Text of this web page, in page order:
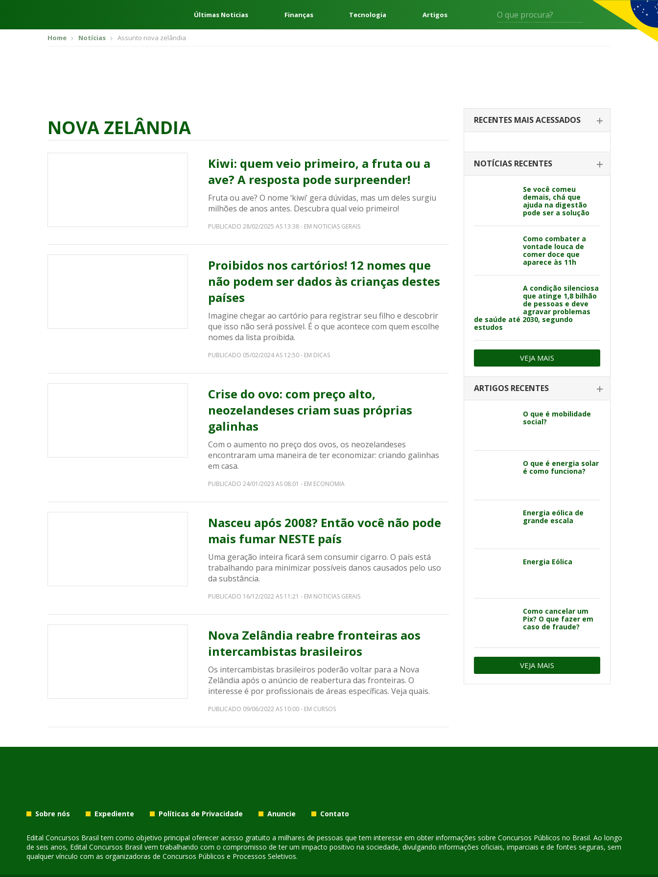
Últimas Noticias Finanças Tecnologia Artigos
Home Notícias Assunto nova zelândia
NOVA ZELÂNDIA
Kiwi: quem veio primeiro, a fruta ou a
ave? A resposta pode surpreender!
Fruta ou ave? O nome ‘kiwi’ gera dúvidas, mas um deles surgiu
milhões de anos antes. Descubra qual veio primeiro!
PUBLICADO 28/02/2025 AS 13:38 - EM NOTICIAS GERAIS
Proibidos nos cartórios! 12 nomes que
não podem ser dados às crianças destes
países
Imagine chegar ao cartório para registrar seu filho e descobrir
que isso não será possível. É o que acontece com quem escolhe
nomes da lista proibida.
PUBLICADO 05/02/2024 AS 12:50 - EM DICAS
Crise do ovo: com preço alto,
neozelandeses criam suas próprias
galinhas
Com o aumento no preço dos ovos, os neozelandeses
encontraram uma maneira de ter economizar: criando galinhas
em casa.
PUBLICADO 24/01/2023 AS 08:01 - EM ECONOMIA
Nasceu após 2008? Então você não pode
mais fumar NESTE país
Uma geração inteira ficará sem consumir cigarro. O país está
trabalhando para minimizar possíveis danos causados pelo uso
da substância.
PUBLICADO 16/12/2022 AS 11:21 - EM NOTICIAS GERAIS
Nova Zelândia reabre fronteiras aos
intercambistas brasileiros
Os intercambistas brasileiros poderão voltar para a Nova
Zelândia após o anúncio de reabertura das fronteiras. O
interesse é por profissionais de áreas específicas. Veja quais.
PUBLICADO 09/06/2022 AS 10:00 - EM CURSOS
RECENTES MAIS ACESSADOS
NOTÍCIAS RECENTES
Se você comeu
demais, chá que
ajuda na digestão
pode ser a solução
Como combater a
vontade louca de
comer doce que
aparece às 11h
A condição silenciosa
que atinge 1,8 bilhão
de pessoas e deve
agravar problemas
de saúde até 2030, segundo
estudos
VEJA MAIS
ARTIGOS RECENTES
O que é mobilidade
social?
O que é energia solar
é como funciona?
Energia eólica de
grande escala
Energia Eólica
Como cancelar um
Pix? O que fazer em
caso de fraude?
VEJA MAIS
Sobre nós Expediente Políticas de Privacidade Anuncie Contato
Edital Concursos Brasil tem como objetivo principal oferecer acesso gratuito a milhares de pessoas que tem interesse em obter informações sobre Concursos Públicos no Brasil. Ao longo
de seis anos, Edital Concursos Brasil vem trabalhando com o compromisso de ter um impacto positivo na sociedade, divulgando informações oficiais, imparciais e de fontes seguras, sem
qualquer vínculo com as organizadoras de Concursos Públicos e Processos Seletivos.